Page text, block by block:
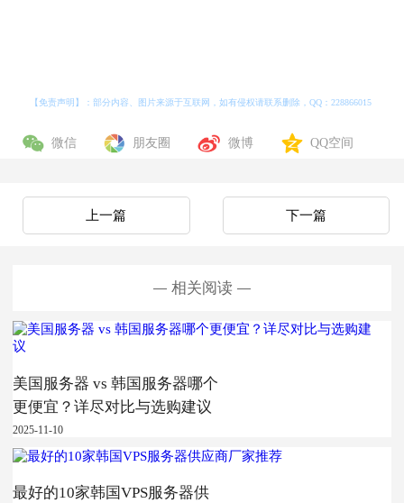
【免责声明】：部分内容、图片来源于互联网，如有侵权请联系删除，QQ：228866015
微信 朋友圈 微博 QQ空间
下一篇
上一篇
相关阅读
美国服务器 vs 韩国服务器哪个
更便宜？详尽对比与选购建议
2025-11-10
最好的10家韩国VPS服务器供